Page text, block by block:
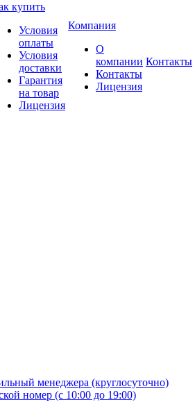
купить
Условия
оплаты
Условия
доставки
Гарантия
на товар
Лицензия
Компания
О
компании
Контакты
Лицензия
Контакты
менеджера (круглосуточно)
номер (с 10:00 до 19:00)